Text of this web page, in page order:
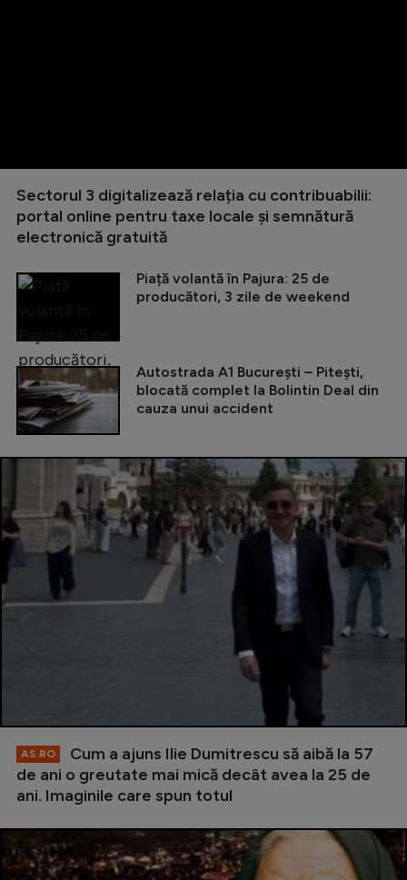
Sectorul 3 digitalizează relația cu contribuabilii:
portal online pentru taxe locale și semnătură
electronică gratuită
Piață volantă în Pajura: 25 de
producători, 3 zile de weekend
Autostrada A1 București – Pitești,
blocată complet la Bolintin Deal din
cauza unui accident
AS.RO
Cum a ajuns Ilie Dumitrescu să aibă la 57
de ani o greutate mai mică decât avea la 25 de
ani. Imaginile care spun totul